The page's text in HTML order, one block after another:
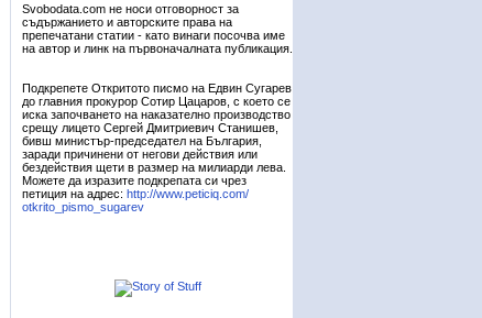
Svobodata.com не носи отговорност за
съдържанието и авторските права на
препечатани статии - като винаги посочва име
на автор и линк на първоначалната публикация.
Подкрепете Откритото писмо на Едвин Сугарев
до главния прокурор Сотир Цацаров, с което се
иска започването на наказателно производство
срещу лицето Сергей Дмитриевич Станишев,
бивш министър-председател на България,
заради причинени от негови действия или
бездействия щети в размер на милиарди лева.
Можете да изразите подкрепата си чрез
петиция на адрес: http://www.peticiq.com/
otkrito_pismo_sugarev